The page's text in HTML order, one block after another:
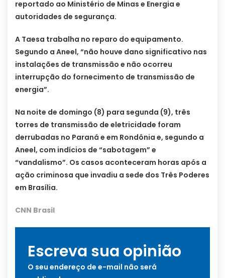
reportado ao Ministério de Minas e Energia e
autoridades de segurança.
A Taesa trabalha no reparo do equipamento.
Segundo a Aneel, “não houve dano significativo nas
instalações de transmissão e não ocorreu
interrupção do fornecimento de transmissão de
energia”.
Na noite de domingo (8) para segunda (9), três
torres de transmissão de eletricidade foram
derrubadas no Paraná e em Rondônia e, segundo a
Aneel, com indícios de “sabotagem” e
“vandalismo”. Os casos aconteceram horas após a
ação criminosa que invadiu a sede dos Três Poderes
em Brasília.
CNN Brasil
Escreva sua opinião
O seu endereço de e-mail não será